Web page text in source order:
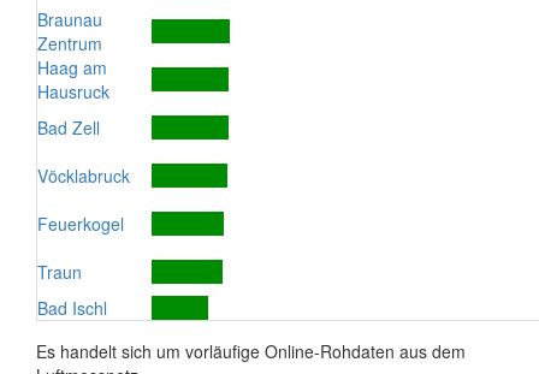
Braunau
Zentrum
Haag am
Hausruck
Bad Zell
Vöcklabruck
Feuerkogel
Traun
Bad Ischl
Es handelt sich um vorläufige Online-Rohdaten aus dem